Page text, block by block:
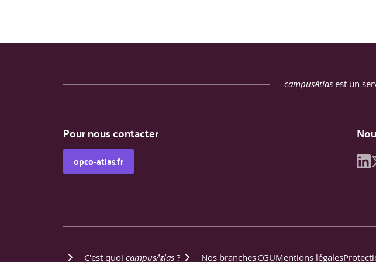
Connexion et exploitation d’APIs publiques (Twitter/X, VirusTotal,
Étude des limites et biais des modèles (hallucinations, faux positifs,
Conception d’un mini-script Python pour automatiser la collecte et le filtrage
campusAtlas est un
Pour nous contacter
opco-atlas.fr
C'est quoi campusAtlas ? Nos branchesCGUMentions légales